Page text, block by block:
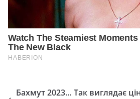
Бахмут 2023… Так виглядає